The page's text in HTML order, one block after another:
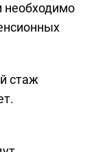
необходимо
стаж